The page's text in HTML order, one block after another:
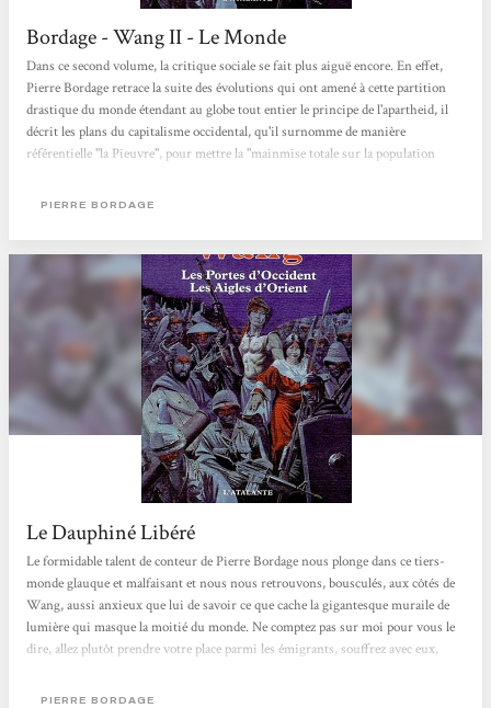
Bordage - Wang II - Le Monde
Dans ce second volume, la critique sociale se fait plus aiguë encore. En effet,
Pierre Bordage retrace la suite des évolutions qui ont amené à cette partition
drastique du monde étendant au globe tout entier le principe de l'apartheid, il
décrit les plans du capitalisme occidental, qu'il surnomme de manière
référentielle "la Pieuvre", pour mettre la "mainmise totale sur la population
manifestation des forces du chaos qui prennent naissance dans tout système
PIERRE BORDAGE
Le Dauphiné Libéré
Le formidable talent de conteur de Pierre Bordage nous plonge dans ce tiers-
monde glauque et malfaisant et nous nous retrouvons, bousculés, aux côtés de
Wang, aussi anxieux que lui de savoir ce que cache la gigantesque muraile de
lumière qui masque la moitié du monde. Ne comptez pas sur moi pour vous le
dire, allez plutôt prendre votre place parmi les émigrants, souffrez avec eux,
écriture saura vous transporter, à travers l'espace et le temps, à la rencontre de
PIERRE BORDAGE